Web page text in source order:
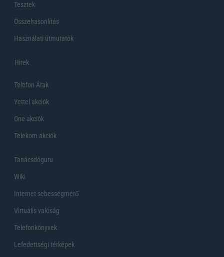
Tesztek
Összehasonlítás
Használati útmutatók
Hirek
Telefon Árak
Yettel akciók
One akciók
Telekom akciók
Tanácsdóguru
Wiki
Internet sebességmérő
Virtuális valóság
Telefonkönyvek
Lefedettségi térképek